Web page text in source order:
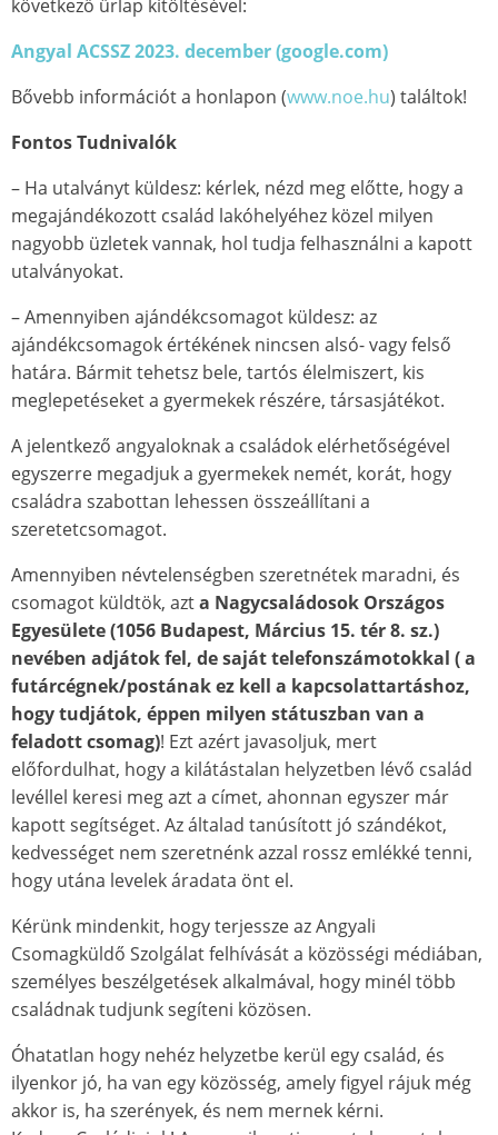
következő űrlap kitöltésével:
Angyal ACSSZ 2023. december (google.com)
Bővebb információt a honlapon (www.noe.hu) találtok!
Fontos Tudnivalók
– Ha utalványt küldesz: kérlek, nézd meg előtte, hogy a
megajándékozott család lakóhelyéhez közel milyen
nagyobb üzletek vannak, hol tudja felhasználni a kapott
utalványokat.
– Amennyiben ajándékcsomagot küldesz: az
ajándékcsomagok értékének nincsen alsó- vagy felső
határa. Bármit tehetsz bele, tartós élelmiszert, kis
meglepetéseket a gyermekek részére, társasjátékot.
A jelentkező angyaloknak a családok elérhetőségével
egyszerre megadjuk a gyermekek nemét, korát, hogy
családra szabottan lehessen összeállítani a
szeretetcsomagot.
Amennyiben névtelenségben szeretnétek maradni, és
csomagot küldtök, azta Nagycsaládosok Országos
Egyesülete (1056 Budapest, Március 15. tér 8. sz.)
nevében adjátok fel, de saját telefonszámotokkal ( a
futárcégnek/postának ez kell a kapcsolattartáshoz,
hogy tudjátok, éppen milyen státuszban van a
feladott csomag)! Ezt azért javasoljuk, mert
előfordulhat, hogy a kilátástalan helyzetben lévő család
levéllel keresi meg azt a címet, ahonnan egyszer már
kapott segítséget. Az általad tanúsított jó szándékot,
kedvességet nem szeretnénk azzal rossz emlékké tenni,
hogy utána levelek áradata önt el.
Kérünk mindenkit, hogy terjessze az Angyali
Csomagküldő Szolgálat felhívását a közösségi médiában,
személyes beszélgetések alkalmával, hogy minél több
családnak tudjunk segíteni közösen.
Óhatatlan hogy nehéz helyzetbe kerül egy család, és
ilyenkor jó, ha van egy közösség, amely figyel rájuk még
akkor is, ha szerények, és nem mernek kérni.